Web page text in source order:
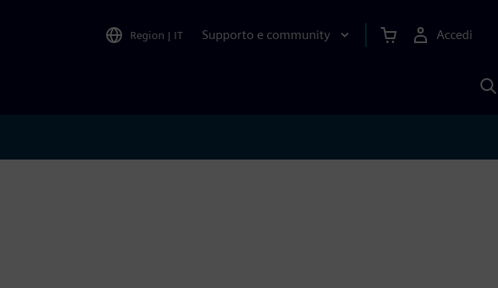
Region | IT Supporto e community Accedi